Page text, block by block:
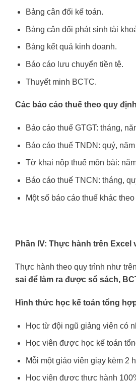
Bảng cân đối kế toán.
Bảng cân đối phát sinh tài
Bảng kết quả kinh doanh.
Báo cáo lưu chuyển tiền tệ.
Thuyết minh BCTC.
Các báo cáo thuế theo quy
Báo cáo thuế GTGT: tháng,
Báo cáo thuế TNDN: quý, năm
Tờ khai nộp thuế môn bài:
Báo cáo thuế TNCN: tháng,
Một số báo cáo thuế khác
Phần IV: Thực hành trên Excel
Thực hành theo quy trình như
sai để làm ra được sổ sách,
Hình thức học kế toán tổng
Học từ đội ngũ giảng viên có
Học viên được học kế toán
Mỗi một giáo viên giạy kèm 2
Học viên được thực hành